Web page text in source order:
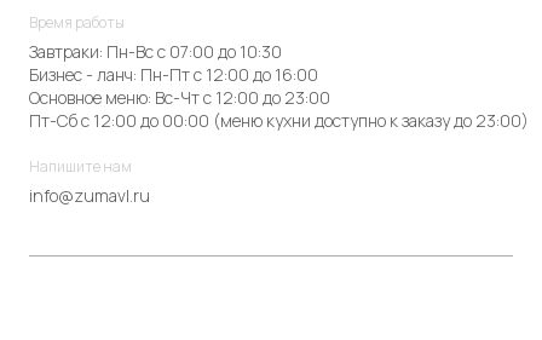
Время работы
Завтраки: Пн-Вс с 07:00 до 10:30
Бизнес - ланч: Пн-Пт с 12:00 до 16:00
Основное меню: Вс-Чт с 12:00 до 23:00
Пт-Сб с 12:00 до 00:00 (меню кухни доступно к заказу до 23:00)
Напишите нам
info@zumavl.ru